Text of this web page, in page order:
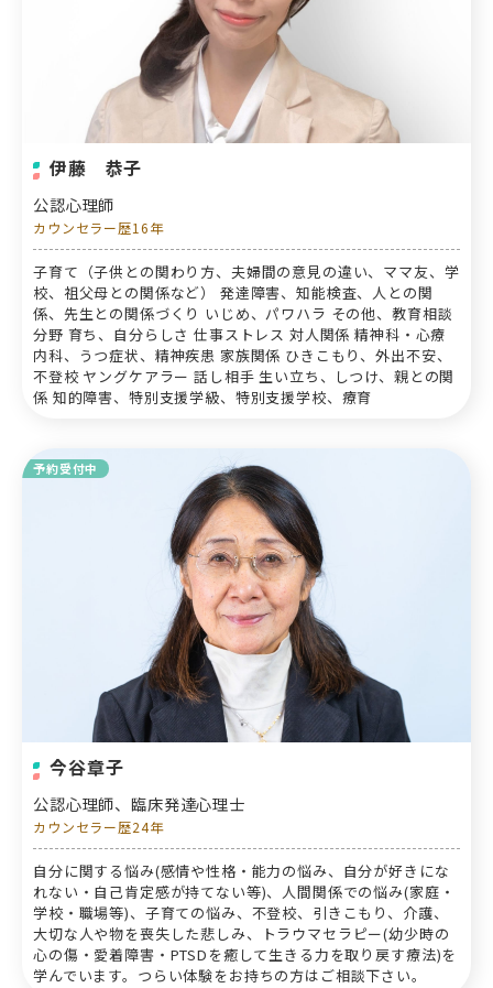
伊藤 恭子
公認心理師
カウンセラー歴16年
子育て（子供との関わり方、夫婦間の意見の違い、ママ友、学
校、祖父母との関係など） 発達障害、知能検査、人との関
係、先生との関係づくり いじめ、パワハラ その他、教育相談
分野 育ち、自分らしさ 仕事ストレス 対人関係 精神科・心療
内科、うつ症状、精神疾患 家族関係 ひきこもり、外出不安、
不登校 ヤングケアラー 話し相手 生い立ち、しつけ、親との関
係 知的障害、特別支援学級、特別支援学校、療育
予約受付中
今谷章子
公認心理師、臨床発達心理士
カウンセラー歴24年
自分に関する悩み(感情や性格・能力の悩み、自分が好きにな
れない・自己肯定感が持てない等)、人間関係での悩み(家庭・
学校・職場等)、子育ての悩み、不登校、引きこもり、介護、
大切な人や物を喪失した悲しみ、トラウマセラピー(幼少時の
心の傷・愛着障害・PTSDを癒して生きる力を取り戻す療法)を
学んでいます。つらい体験をお持ちの方はご相談下さい。